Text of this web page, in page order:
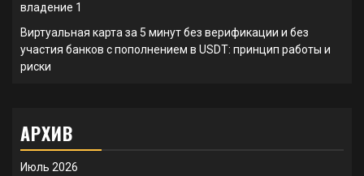
владение 1
Виртуальная карта за 5 минут без верификации и без
участия банков с пополнением в USDT: принцип работы и
риски
АРХИВ
Июль 2026